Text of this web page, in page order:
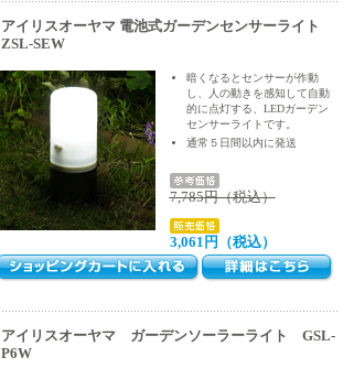
アイリスオーヤマ 電池式ガーデンセンサーライト
ZSL-SEW
暗くなるとセンサーが作動
し、人の動きを感知して自動
的に点灯する、LEDガーデン
センサーライトです。
通常５日間以内に発送
7,785円（税込）
3,061円（税込）
アイリスオーヤマ ガーデンソーラーライト GSL-
P6W